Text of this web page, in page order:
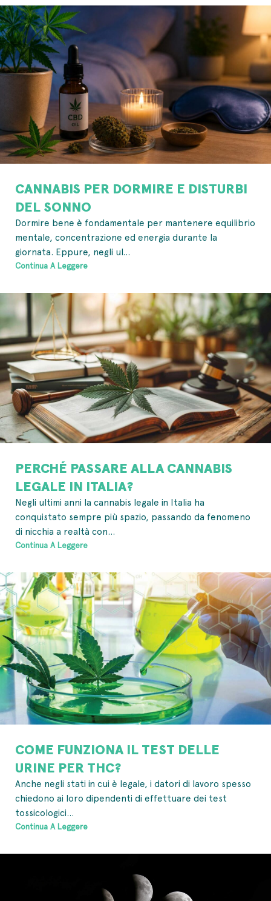
CANNABIS PER DORMIRE E DISTURBI
DEL SONNO
Dormire bene è fondamentale per mantenere equilibrio
mentale, concentrazione ed energia durante la
giornata. Eppure, negli ul...
Continua A Leggere
PERCHÉ PASSARE ALLA CANNABIS
LEGALE IN ITALIA?
Negli ultimi anni la cannabis legale in Italia ha
conquistato sempre più spazio, passando da fenomeno
di nicchia a realtà con...
Continua A Leggere
COME FUNZIONA IL TEST DELLE
URINE PER THC?
Anche negli stati in cui è legale, i datori di lavoro spesso
chiedono ai loro dipendenti di effettuare dei test
tossicologici...
Continua A Leggere